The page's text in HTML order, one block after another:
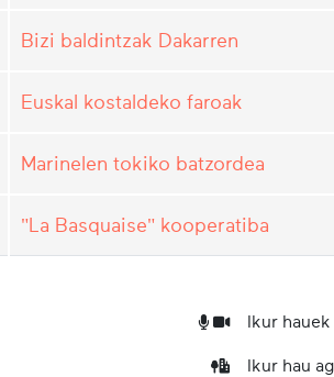
Bizi baldintzak Dakarren
Euskal kostaldeko faroak
Marinelen tokiko batzordea
"La Basquaise" kooperatiba
Ikur
Ikur hau